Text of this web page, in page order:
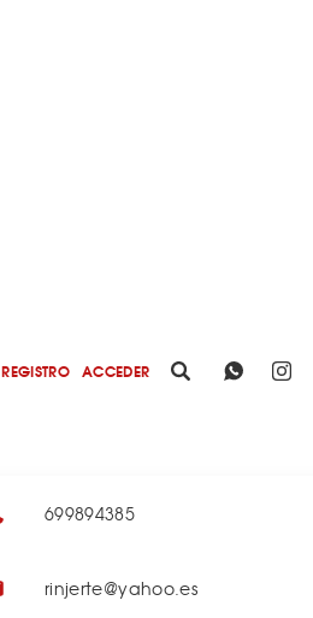
REGISTRO ACCEDER
699894385
rinjerte@yahoo.es